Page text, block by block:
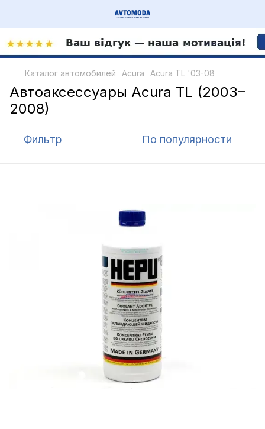
Каталог автомобилей Acura Acura TL '03-08
Автоаксессуары Acura TL (2003–
2008)
Фильтр По популярности